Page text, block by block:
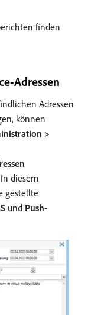
finden
Adressen
Adressen
können
>
diesem
gestellte
und Push-